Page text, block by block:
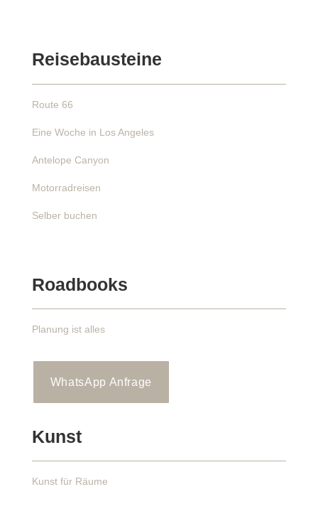
Reisebausteine
Route 66
Eine Woche in Los Angeles
Antelope Canyon
Motorradreisen
Selber buchen
Roadbooks
Planung ist alles
WhatsApp Anfrage
Kunst
Kunst für Räume